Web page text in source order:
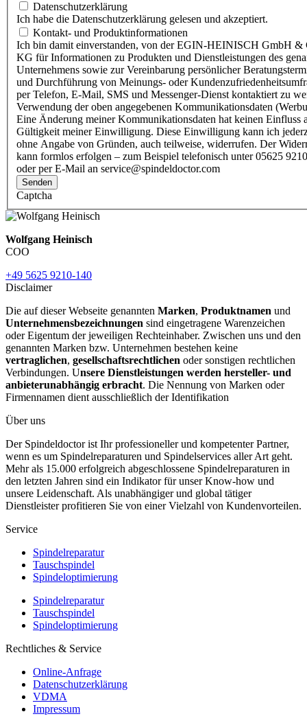
Datenschutzerklärung
Ich habe die Datenschutzerklärung gelesen und akzeptiert.
Kontakt- und Produktinformationen
Ich bin damit einverstanden, von der EGIN-HEINISCH GmbH &
KG für Informationen zu Produkten und Dienstleistungen des
Unternehmens sowie zur Vereinbarung persönlicher
und Durchführung von Meinungs- oder
per Telefon, E-Mail, SMS und Messenger-Dienst kontaktiert zu
Verwendung der oben angegebenen Kommunikationsdaten
Eine Änderung meiner Kommunikationsdaten hat keinen Einfluss
Gültigkeit meiner Einwilligung. Diese Einwilligung kann ich
ohne Angabe von Gründen, auch teilweise, widerrufen. Der
kann formlos erfolgen – zum Beispiel telefonisch unter 05625
oder per E-Mail an service@spindeldoctor.com
Senden
Captcha
Wolfgang Heinisch
COO
+49 5625 9210-140
Disclaimer
Die auf dieser Webseite genannten Marken, Produktnamen und
Unternehmensbezeichnungen sind eingetragene Warenzeichen
oder Eigentum der jeweiligen Rechteinhaber. Zwischen uns und den
genannten Marken bzw. Unternehmen bestehen keine
vertraglichen, gesellschaftsrechtlichen oder sonstigen rechtlichen
Verbindungen. Unsere Dienstleistungen werden hersteller- und
anbieterunabhängig erbracht. Die Nennung von Marken oder
Firmennamen dient ausschließlich der Identifikation
Über uns
Der Spindeldoctor ist Ihr professioneller und kompetenter Partner,
wenn es um Spindelreparaturen und Spindelservices aller Art geht.
Mehr als 15.000 erfolgreich abgeschlossene Spindelreparaturen in
den letzten Jahren sind ein Indikator für unser Know-how und
unsere Leidenschaft. Als unabhängiger und global tätiger
Dienstleister profitieren Sie von einer Vielzahl von Kundenvorteilen.
Service
Spindelreparatur
Tauschspindel
Spindeloptimierung
Spindelreparatur
Tauschspindel
Spindeloptimierung
Rechtliches & Service
Online-Anfrage
Datenschutzerklärung
VDMA
Impressum